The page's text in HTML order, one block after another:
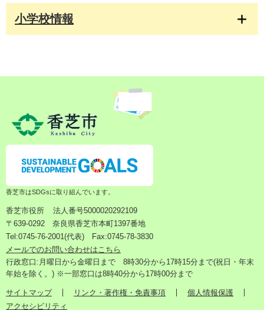
小学校情報
香芝市はSDGsに取り組んでいます。
香芝市役所
法人番号5000020292109
〒639-0292 奈良県香芝市本町1397番地
Tel:0745-76-2001(代表) Fax:0745-78-3830
メールでのお問い合わせはこちら
行政窓口:月曜日から金曜日まで 8時30分から17時15分まで(祝日・年末
年始を除く。) ※一部窓口は8時40分から17時00分まで
サイトマップ リンク・著作権・免責事項
個人情報保護
アクセシビリティ